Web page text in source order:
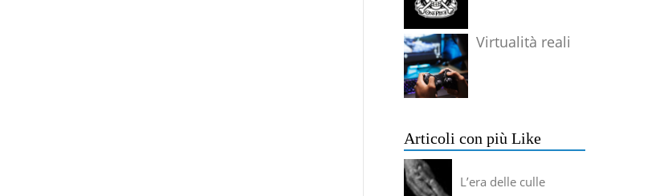
Virtualità reali
Articoli con più Like
L’era delle culle